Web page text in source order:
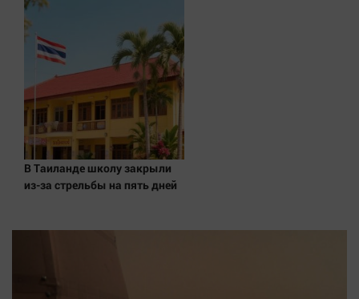
В Таиланде школу закрыли
из-за стрельбы на пять дней